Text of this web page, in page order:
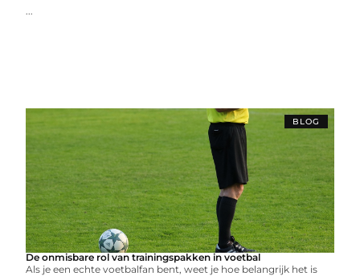
...
BLOG
De onmisbare rol van trainingspakken in voetbal
Als je een echte voetbalfan bent, weet je hoe belangrijk het is